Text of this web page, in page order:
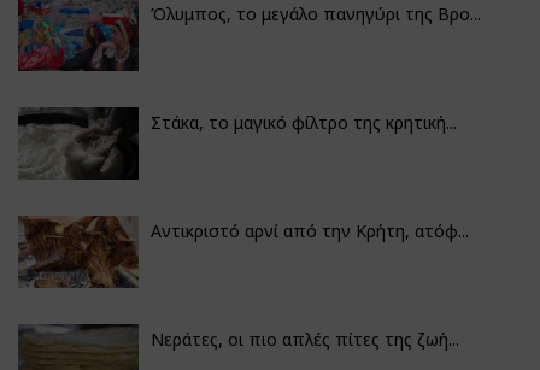
Όλυμπος, το μεγάλο πανηγύρι της Βρο...
Στάκα, το μαγικό φίλτρο της κρητική...
Αντικριστό αρνί από την Κρήτη, ατόφ...
Νεράτες, οι πιο απλές πίτες της ζωή...